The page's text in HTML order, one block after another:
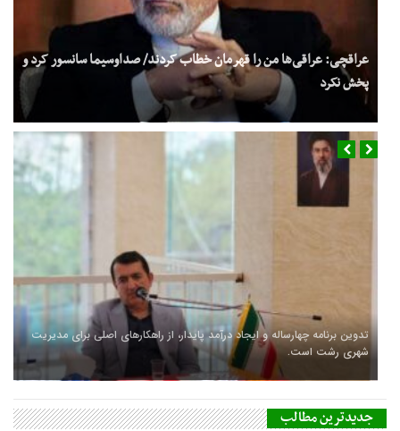
عراقچی: عراقی‌ها من را قهرمان خطاب کردند/ صداوسیما سانسور کرد و
پخش نکرد
تدوین برنامه چهارساله و ایجاد درآمد پایدار، از راهکارهای اصلی برای مدیریت
شهری رشت است.
جدیدترین مطالب